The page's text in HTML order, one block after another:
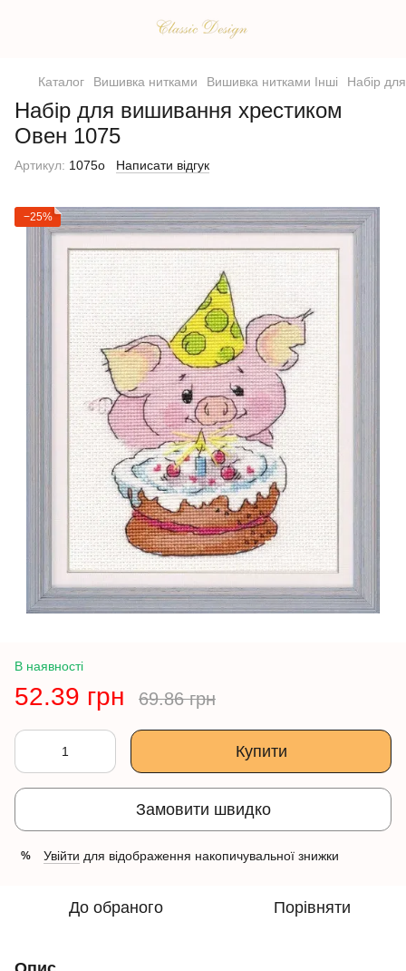
Каталог Вишивка нитками Вишивка нитками Інші Набір
Набір для вишивання хрестиком
Овен 1075
Артикул: 1075о Написати відгук
−25%
В наявності
52.39 грн 69.86 грн
Купити
Замовити швидко
% Увійти для відображення накопичувальної знижки
До обраного Порівняти